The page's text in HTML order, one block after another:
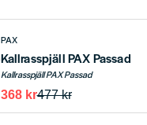
PAX
Kallrasspjäll PAX Passad
Kallrasspjäll PAX Passad
477 kr
368 kr